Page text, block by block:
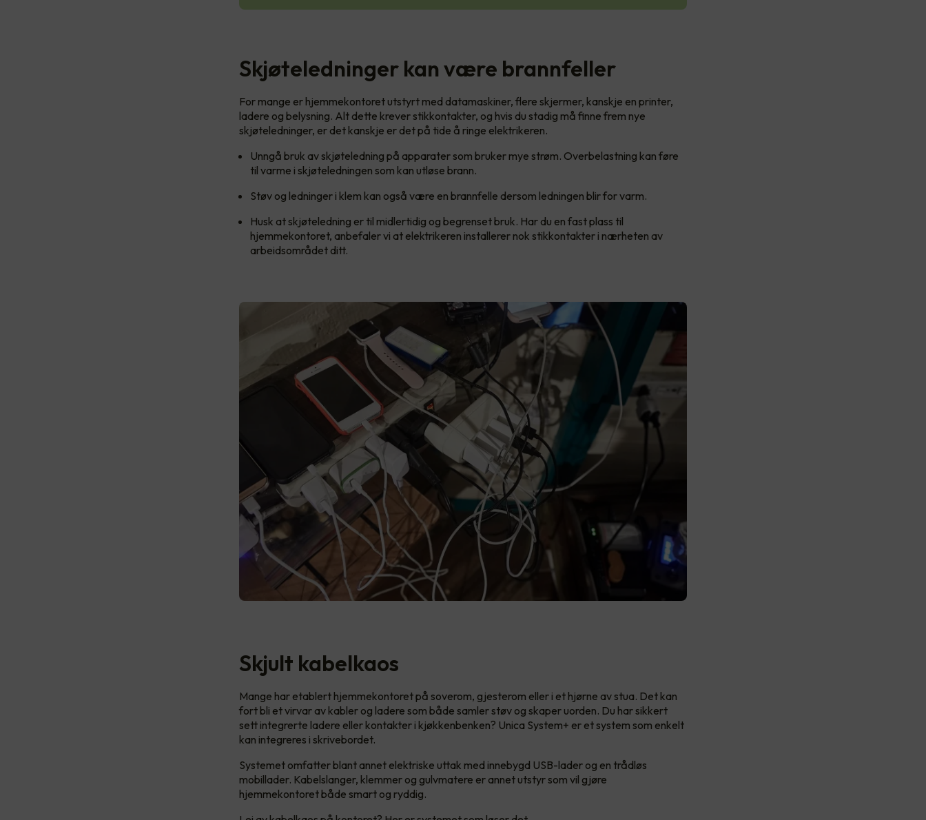
Skjøteledninger kan være brannfeller
For mange er hjemmekontoret utstyrt med datamaskiner, flere skjermer, kanskje en printer,
ladere og belysning. Alt dette krever stikkontakter, og hvis du stadig må finne frem nye
skjøteledninger, er det kanskje er det på tide å ringe elektrikeren.
Unngå bruk av skjøteledning på apparater som bruker mye strøm. Overbelastning kan føre
til varme i skjøteledningen som kan utløse brann.
Støv og ledninger i klem kan også være en brannfelle dersom ledningen blir for varm.
Husk at skjøteledning er til midlertidig og begrenset bruk. Har du en fast plass til
hjemmekontoret, anbefaler vi at elektrikeren installerer nok stikkontakter i nærheten av
arbeidsområdet ditt.
Skjult kabelkaos
Mange har etablert hjemmekontoret på soverom, gjesterom eller i et hjørne av stua. Det kan
fort bli et virvar av kabler og ladere som både samler støv og skaper uorden. Du har sikkert
sett integrerte ladere eller kontakter i kjøkkenbenken? Unica System+ er et system som enkelt
kan integreres i skrivebordet.
Systemet omfatter blant annet elektriske uttak med innebygd USB-lader og en trådløs
mobillader. Kabelslanger, klemmer og gulvmatere er annet utstyr som vil gjøre
hjemmekontoret både smart og ryddig.